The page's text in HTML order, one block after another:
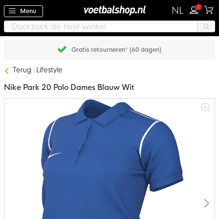
Menu NL 1
Gratis retourneren* (60 dagen)
Terug Lifestyle
Nike Park 20 Polo Dames Blauw Wit